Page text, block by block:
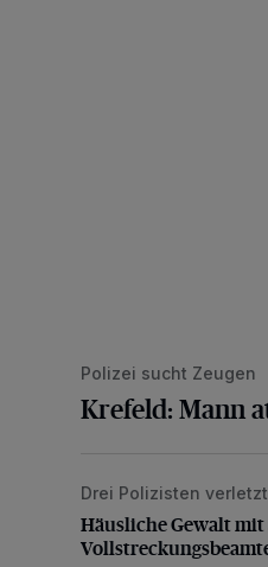
Polizei sucht Zeugen
Krefeld: Mann
Häusliche Gewalt mit
Drei Polizisten verletzt
Häusliche Gewalt